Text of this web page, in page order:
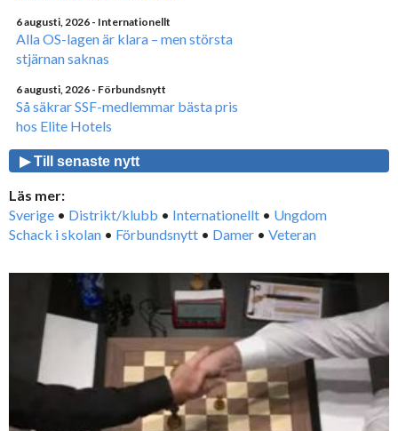
6 augusti, 2026 - Internationellt
Alla OS-lagen är klara – men största
stjärnan saknas
6 augusti, 2026 - Förbundsnytt
Så säkrar SSF-medlemmar bästa pris
hos Elite Hotels
▶ Till senaste nytt
Läs mer:
Sverige • Distrikt/klubb • Internationellt • Ungdom
Schack i skolan • Förbundsnytt • Damer • Veteran